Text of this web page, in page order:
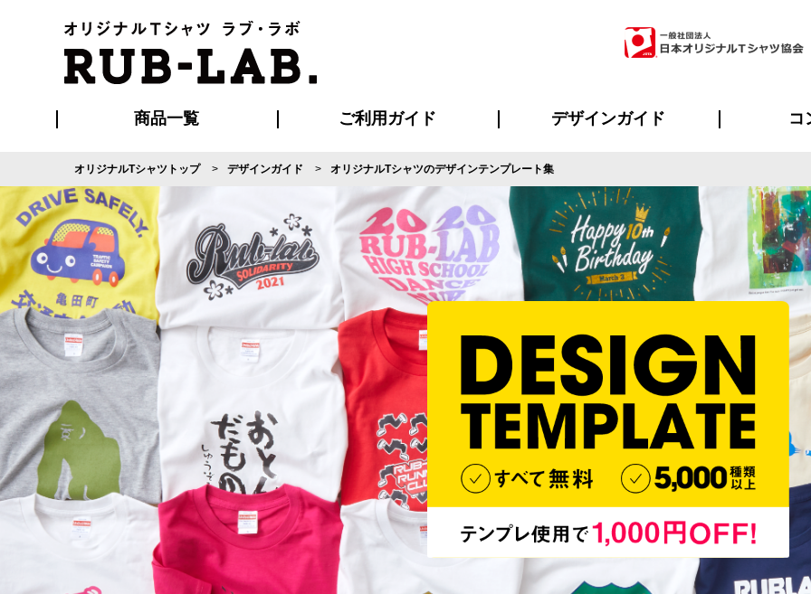
商品一覧
Tシャツ ポロシャツ パーカー・スウェット
ブルゾン・コート セットアップ・ジャージ ツナギ スポー
ハッピ キャップ・バンダナ グッズ全般 の
ご利用ガイド
ご利用ガイド
はじめての方へ
再注文の方へ
お支払い方法について
割引まとめページ
発送・特急サービスについて
版の保管期限について
マイページ会員のメリット
よくあるご質問
デザインガイド
デザイン入稿について
デザイン料について
デザインテンプレート集
デザインシミュレーター
書体一覧（フォント集）
プリント・加工一覧
コ
オリジナルTシャツトップ デザインガイド オリジナルTシャツのデザインテンプレート集